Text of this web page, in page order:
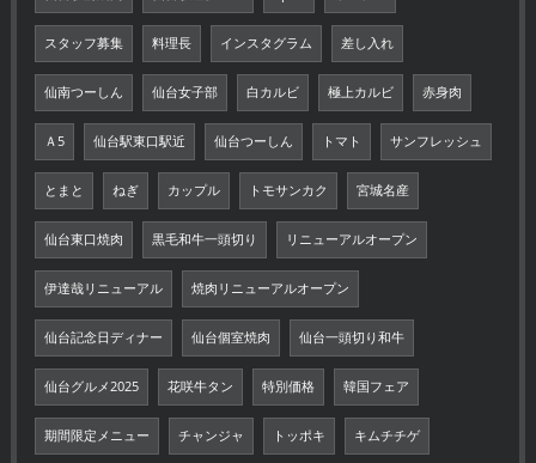
スタッフ募集 料理長 インスタグラム 差し入れ
仙南つーしん 仙台女子部 白カルビ 極上カルビ 赤身肉
Ａ5 仙台駅東口駅近 仙台つーしん トマト サンフレッシュ
とまと ねぎ カップル トモサンカク 宮城名産
仙台東口焼肉 黒毛和牛一頭切り リニューアルオープン
伊達哉リニューアル 焼肉リニューアルオープン
仙台記念日ディナー 仙台個室焼肉 仙台一頭切り和牛
仙台グルメ2025 花咲牛タン 特別価格 韓国フェア
期間限定メニュー チャンジャ トッポキ キムチチゲ